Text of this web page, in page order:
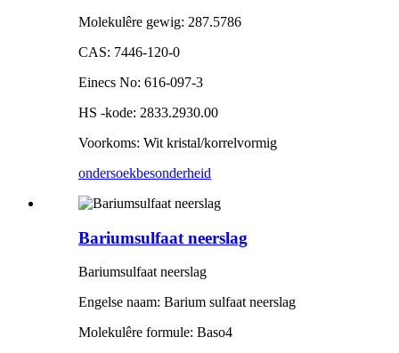
Molekulêre gewig: 287.5786
CAS: 7446-120-0
Einecs No: 616-097-3
HS -kode: 2833.2930.00
Voorkoms: Wit kristal/korrelvormig
ondersoekbesonderheid
Bariumsulfaat neerslag
Bariumsulfaat neerslag
Engelse naam: Barium sulfaat neerslag
Molekulêre formule: Baso4